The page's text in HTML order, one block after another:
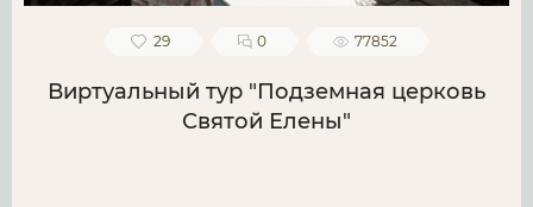
29 0 77852
Виртуальный тур "Подземная церковь
Святой Елены"